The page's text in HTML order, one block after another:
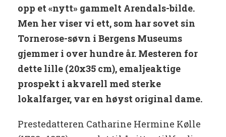
opp et «nytt» gammelt Arendals-bilde.
Men her viser vi ett, som har sovet sin
Tornerose-søvn i Bergens Museums
gjemmer i over hundre år. Mesteren for
dette lille (20x35 cm), emaljeaktige
prospekt i akvarell med sterke
lokalfarger, var en høyst original dame.
Prestedatteren Catharine Hermine Kølle